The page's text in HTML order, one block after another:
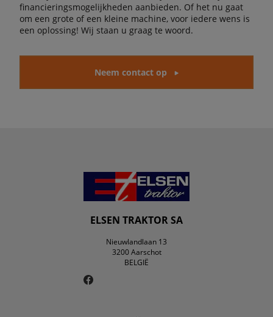
financieringsmogelijkheden aanbieden. Of het nu gaat
om een grote of een kleine machine, voor iedere wens is
een oplossing! Wij staan u graag te woord.
Neem contact op
ELSEN TRAKTOR SA
Nieuwlandlaan 13
3200 Aarschot
BELGIË